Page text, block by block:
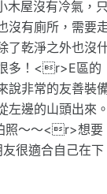
木屋沒有冷氣，只
沒有廁所，需要
了乾淨之外也沒
多！<r>E區的
說非常的友善裝
左邊的山頭出來。
照～～<r>想要
很適合自己在下